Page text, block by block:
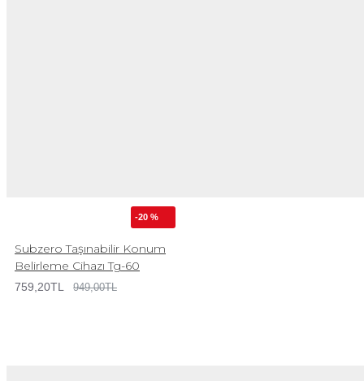
-20 %
Subzero Taşınabilir Konum
Belirleme Cihazı Tg-60
759,20TL 949,00TL